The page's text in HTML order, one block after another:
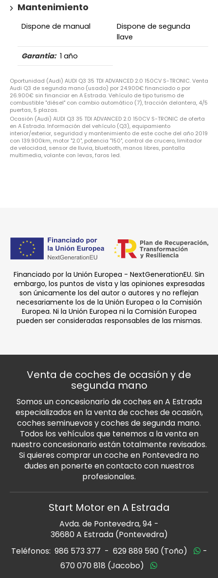
Mantenimiento
Dispone de manual
Dispone de segunda
llave
Garantia: 1 año
Oportunidad (Audi) AUDI Q3 35 TDI ADVANCED 2.0 150CV S-TRONIC. Venta
Audi Q3 de segunda mano (usado) por 24.900€ financiado o por
26.900€ sin financiar en A Estrada. Vehículo de tipo turismo de
combustible "diésel" con cambio automático (7), tracción delantera, 4/5
puertas, 5 plazas.
Ocasión (Audi) AUDI Q3 35 TDI ADVANCED 2.0 150CV S-TRONIC de oferta
en A Estrada. Información del vehículo (Q3), equipamiento
interior/exterior, seguridad y mantenimiento de este coche del año 2019
con 139.900km, motor "2.0", potencia "150", control de crucero, limitador
de velocidad, sensor de lluvia, bluetooth, manos libres, pantalla
multimedia, volante con levas, faros led.
Financiado por la Unión Europea - NextGenerationEU. Sin
embargo, los puntos de vista y las opiniones expresadas
son únicamente los del autor o autores y no reflejan
necesariamente los de la Unión Europea o la Comisión
Europea. Ni la Unión Europea ni la Comisión Europea
pueden ser consideradas responsables de las mismas.
Venta de coches de ocasión y de
segunda mano
Somos un concesionario de coches en A Estrada
especializados en la venta de coches de ocasión,
coches seminuevos y coches de segunda mano.
Todos los vehículos que tenemos a la venta en
nuestro concesionario están totalmente revisados.
Si quieres comprar un coche en Pontevedra no
dudes en ponerte en contacto con nuestros
profesionales.
Start Motor en A Estrada
Avda. de Pontevedra, 94 -
36680 A Estrada (Pontevedra)
Teléfonos: 986 573 377 - 629 889 590 (Toño)
-
670 070 818 (Jacobo)